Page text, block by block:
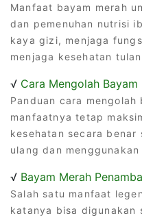
Manfaat bayam merah
dan pemenuhan nutrisi
kaya gizi, menjaga
menjaga kesehatan
√ Cara Mengolah
Panduan cara mengolah
manfaatnya tetap
kesehatan secara benar
ulang dan menggunakan
√ Bayam Merah
Salah satu manfaat
katanya bisa digunakan